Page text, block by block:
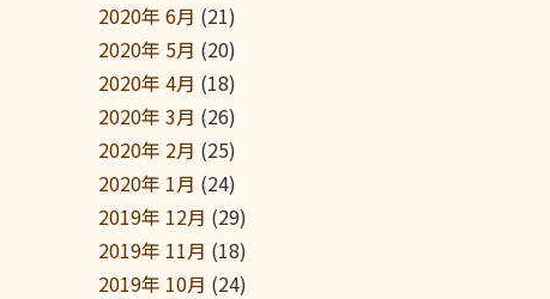
2020年 6月 (21)
2020年 5月 (20)
2020年 4月 (18)
2020年 3月 (26)
2020年 2月 (25)
2020年 1月 (24)
2019年 12月 (29)
2019年 11月 (18)
2019年 10月 (24)